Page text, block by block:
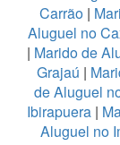
Carrão |
Aluguel no
| Marido de
Grajaú |
de Aluguel
Ibirapuera |
Aluguel no